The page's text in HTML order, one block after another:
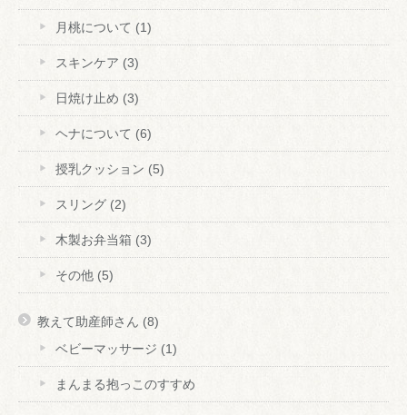
月桃について (1)
スキンケア (3)
日焼け止め (3)
ヘナについて (6)
授乳クッション (5)
スリング (2)
木製お弁当箱 (3)
その他 (5)
教えて助産師さん (8)
ベビーマッサージ (1)
まんまる抱っこのすすめ